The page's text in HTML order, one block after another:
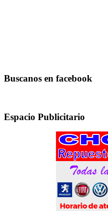
Buscanos en facebook
Espacio Publicitario